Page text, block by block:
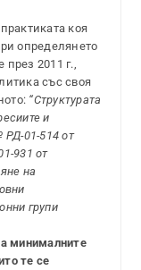
коя
определянето
2011 г.,
със своя
“Структурата
и
РД-01-514 от
931 от
на
групи
минималните
те се